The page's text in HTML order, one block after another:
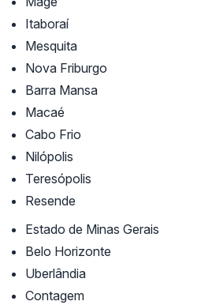
Itaboraí
Mesquita
Nova Friburgo
Barra Mansa
Macaé
Cabo Frio
Nilópolis
Teresópolis
Resende
Estado de Minas Gerais
Belo Horizonte
Uberlândia
Contagem